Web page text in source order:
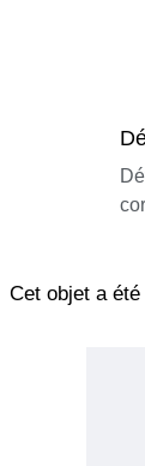
Cet objet a